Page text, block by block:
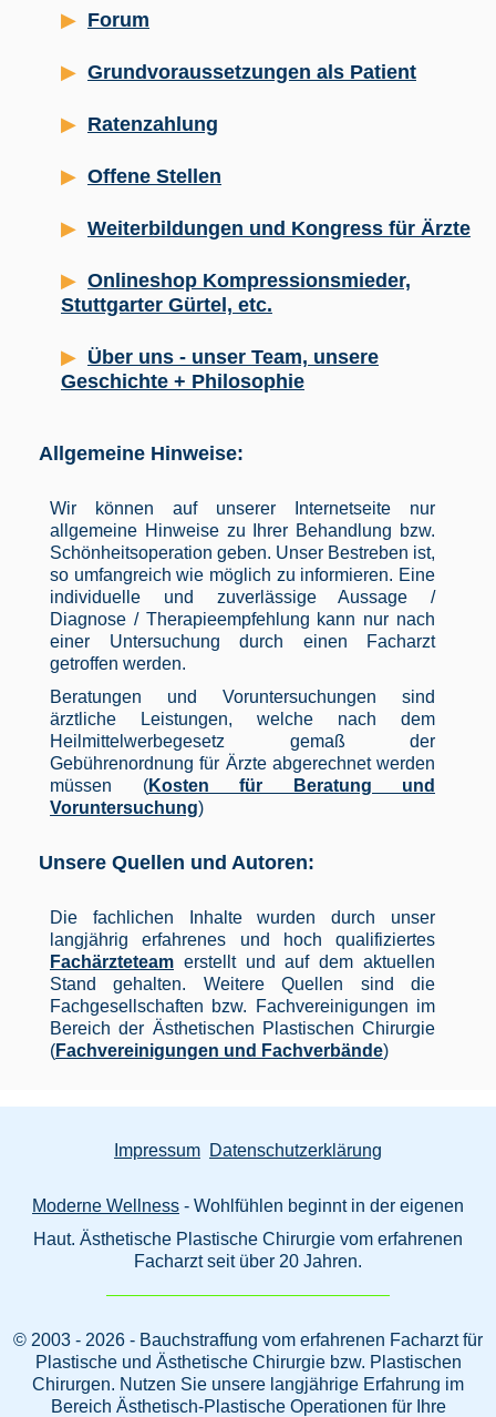
Forum
Grundvoraussetzungen als Patient
Ratenzahlung
Offene Stellen
Weiterbildungen und Kongress für Ärzte
Onlineshop Kompressionsmieder,
Stuttgarter Gürtel, etc.
Über uns - unser Team, unsere
Geschichte + Philosophie
Allgemeine Hinweise:
Wir können auf unserer Internetseite nur
allgemeine Hinweise zu Ihrer Behandlung bzw.
Schönheitsoperation geben. Unser Bestreben ist,
so umfangreich wie möglich zu informieren. Eine
individuelle und zuverlässige Aussage /
Diagnose / Therapieempfehlung kann nur nach
einer Untersuchung durch einen Facharzt
getroffen werden.
Beratungen und Voruntersuchungen sind
ärztliche Leistungen, welche nach dem
Heilmittelwerbegesetz gemaß der
Gebührenordnung für Ärzte abgerechnet werden
müssen (Kosten für Beratung und
Voruntersuchung)
Unsere Quellen und Autoren:
Die fachlichen Inhalte wurden durch unser
langjährig erfahrenes und hoch qualifiziertes
Fachärzteteam erstellt und auf dem aktuellen
Stand gehalten. Weitere Quellen sind die
Fachgesellschaften bzw. Fachvereinigungen im
Bereich der Ästhetischen Plastischen Chirurgie
(Fachvereinigungen und Fachverbände)
Impressum Datenschutzerklärung
Moderne Wellness - Wohlfühlen beginnt in der eigenen
Haut. Ästhetische Plastische Chirurgie vom erfahrenen
Facharzt seit über 20 Jahren.
© 2003 - 2026 - Bauchstraffung vom erfahrenen Facharzt für
Plastische und Ästhetische Chirurgie bzw. Plastischen
Chirurgen. Nutzen Sie unsere langjährige Erfahrung im
Bereich Ästhetisch-Plastische Operationen für Ihre